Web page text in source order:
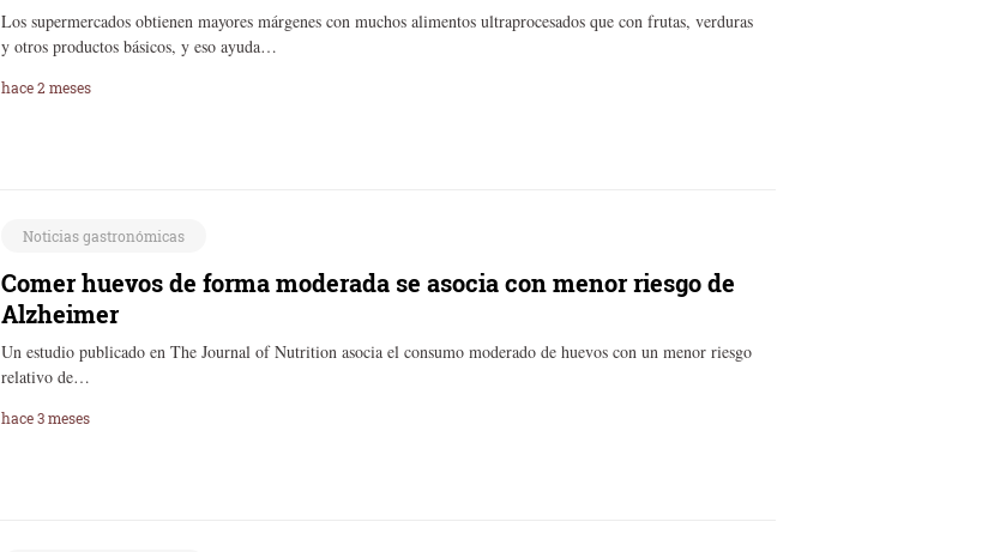
Los supermercados obtienen mayores márgenes con muchos alimentos ultraprocesados que con frutas, verduras
y otros productos básicos, y eso ayuda…
hace 2 meses
Noticias gastronómicas
Comer huevos de forma moderada se asocia con menor riesgo de
Alzheimer
Un estudio publicado en The Journal of Nutrition asocia el consumo moderado de huevos con un menor riesgo
relativo de…
hace 3 meses